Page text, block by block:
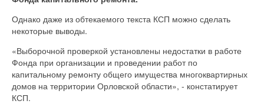
Однако даже из обтекаемого текста КСП можно сделать
некоторые выводы.
«Выборочной проверкой установлены недостатки в работе
Фонда при организации и проведении работ по
капитальному ремонту общего имущества многоквартирных
домов на территории Орловской области», - констатирует
КСП.